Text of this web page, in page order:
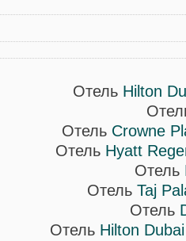
Отель Hilton
Отель Crowne
Отель Hyatt
Отель
Отель Taj
Отель
Отель Hilton